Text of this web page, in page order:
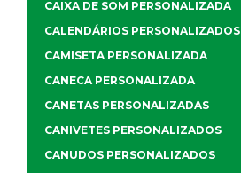
CAIXA DE SOM PERSONALIZADA
CALENDÁRIOS PERSONALIZADOS
CAMISETA PERSONALIZADA
CANECA PERSONALIZADA
CANETAS PERSONALIZADAS
CANIVETES PERSONALIZADOS
CANUDOS PERSONALIZADOS